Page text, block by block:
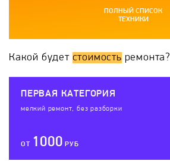
ПОЛНЫЙ СПИСОК
ТЕХНИКИ
Какой будет стоимость ремонта?
ПЕРВАЯ КАТЕГОРИЯ
мелкий ремонт, без разборки
ОТ 1000 РУБ